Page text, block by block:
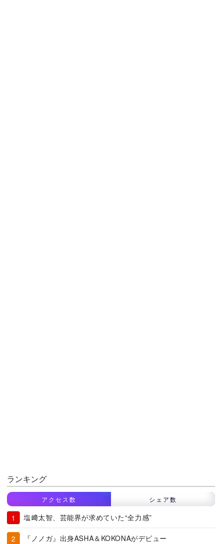
ランキング
アクセス数 シェア数
塩﨑太智、芸能界が求めていた“全力感”
『ノノガ』出身ASHA＆KOKONAがデビュー